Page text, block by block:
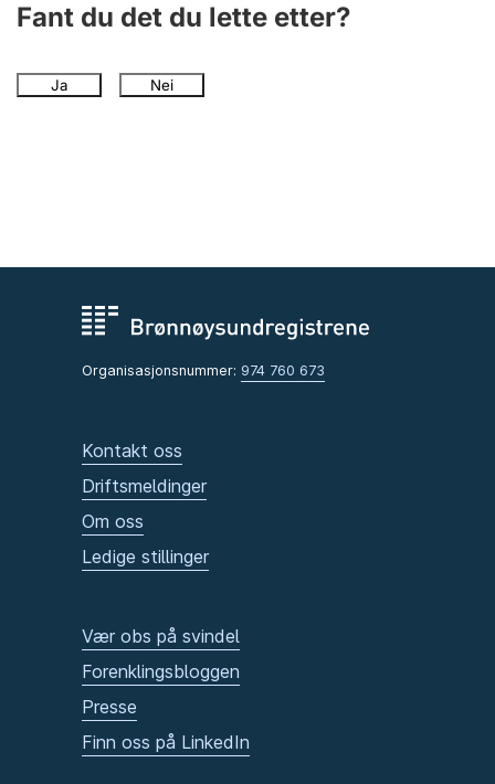
Fant du det du lette etter?
Ja Nei
Organisasjonsnummer: 974 760 673
Kontakt oss
Driftsmeldinger
Om oss
Ledige stillinger
Vær obs på svindel
Forenklingsbloggen
Presse
Finn oss på LinkedIn